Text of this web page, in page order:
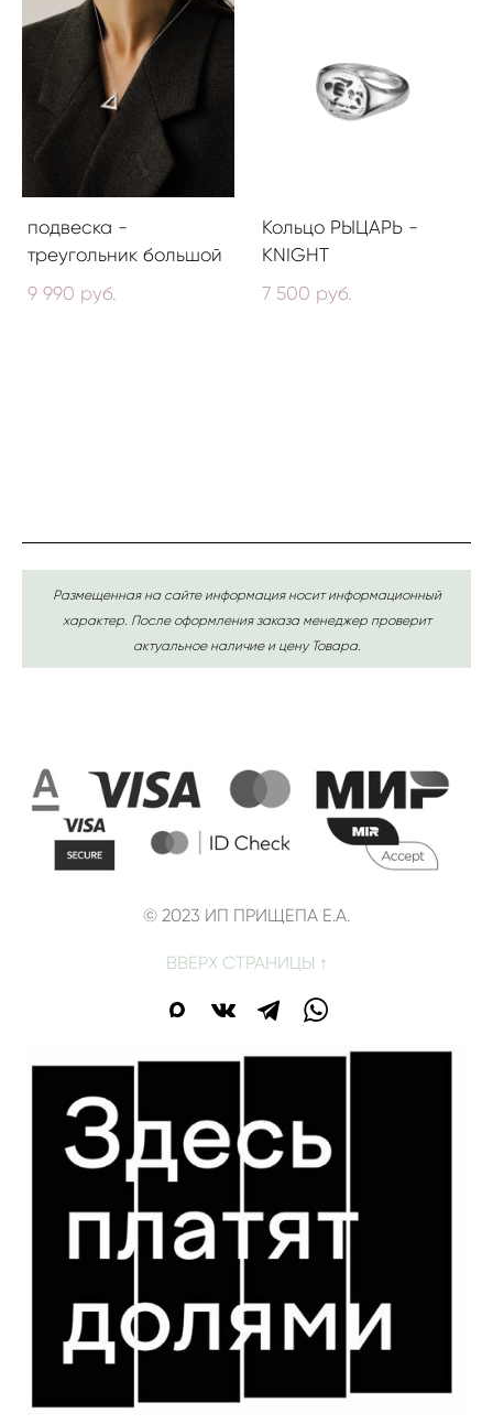
подвеска -
треугольник большой
9 990 pуб.
Кольцо РЫЦАРЬ -
KNIGHT
7 500 pуб.
Размещенная на сайте информация носит информационный
характер. После оформления заказа менеджер проверит
актуальное наличие и цену Товара.
© 2023 ИП ПРИЩЕПА Е.А.
ВВЕРХ СТРАНИЦЫ ↑